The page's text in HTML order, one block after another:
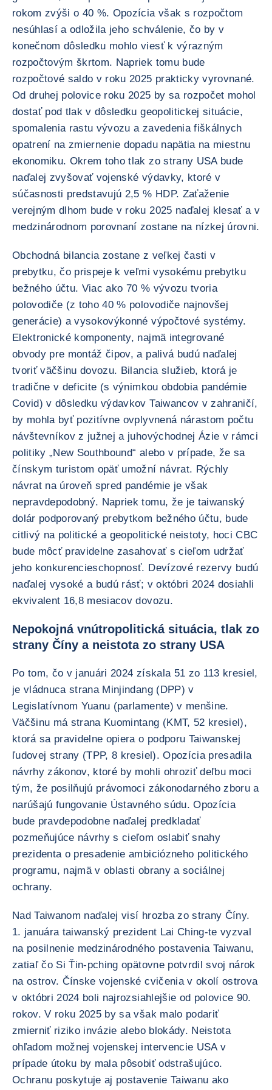
rokom zvýši o 40 %. Opozícia však s rozpočtom
nesúhlasí a odložila jeho schválenie, čo by v
konečnom dôsledku mohlo viesť k výrazným
rozpočtovým škrtom. Napriek tomu bude
rozpočtové saldo v roku 2025 prakticky vyrovnané.
Od druhej polovice roku 2025 by sa rozpočet mohol
dostať pod tlak v dôsledku geopolitickej situácie,
spomalenia rastu vývozu a zavedenia fiškálnych
opatrení na zmiernenie dopadu napätia na miestnu
ekonomiku. Okrem toho tlak zo strany USA bude
naďalej zvyšovať vojenské výdavky, ktoré v
súčasnosti predstavujú 2,5 % HDP. Zaťaženie
verejným dlhom bude v roku 2025 naďalej klesať a v
medzinárodnom porovnaní zostane na nízkej úrovni.
Obchodná bilancia zostane z veľkej časti v
prebytku, čo prispeje k veľmi vysokému prebytku
bežného účtu. Viac ako 70 % vývozu tvoria
polovodiče (z toho 40 % polovodiče najnovšej
generácie) a vysokovýkonné výpočtové systémy.
Elektronické komponenty, najmä integrované
obvody pre montáž čipov, a palivá budú naďalej
tvoriť väčšinu dovozu. Bilancia služieb, ktorá je
tradične v deficite (s výnimkou obdobia pandémie
Covid) v dôsledku výdavkov Taiwancov v zahraničí,
by mohla byť pozitívne ovplyvnená nárastom počtu
návštevníkov z južnej a juhovýchodnej Ázie v rámci
politiky „New Southbound“ alebo v prípade, že sa
čínskym turistom opäť umožní návrat. Rýchly
návrat na úroveň spred pandémie je však
nepravdepodobný. Napriek tomu, že je taiwanský
dolár podporovaný prebytkom bežného účtu, bude
citlivý na politické a geopolitické neistoty, hoci CBC
bude môcť pravidelne zasahovať s cieľom udržať
jeho konkurencieschopnosť. Devízové rezervy budú
naďalej vysoké a budú rásť; v októbri 2024 dosiahli
ekvivalent 16,8 mesiacov dovozu.
Nepokojná vnútropolitická situácia, tlak zo
strany Číny a neistota zo strany USA
Po tom, čo v januári 2024 získala 51 zo 113 kresiel,
je vládnuca strana Minjindang (DPP) v
Legislatívnom Yuanu (parlamente) v menšine.
Väčšinu má strana Kuomintang (KMT, 52 kresiel),
ktorá sa pravidelne opiera o podporu Taiwanskej
ľudovej strany (TPP, 8 kresiel). Opozícia presadila
návrhy zákonov, ktoré by mohli ohroziť deľbu moci
tým, že posilňujú právomoci zákonodarného zboru a
narúšajú fungovanie Ústavného súdu. Opozícia
bude pravdepodobne naďalej predkladať
pozmeňujúce návrhy s cieľom oslabiť snahy
prezidenta o presadenie ambiciózneho politického
programu, najmä v oblasti obrany a sociálnej
ochrany.
Nad Taiwanom naďalej visí hrozba zo strany Číny.
1. januára taiwanský prezident Lai Ching-te vyzval
na posilnenie medzinárodného postavenia Taiwanu,
zatiaľ čo Si Ťin-pching opätovne potvrdil svoj nárok
na ostrov. Čínske vojenské cvičenia v okolí ostrova
v októbri 2024 boli najrozsiahlejšie od polovice 90.
rokov. V roku 2025 by sa však malo podariť
zmierniť riziko invázie alebo blokády. Neistota
ohľadom možnej vojenskej intervencie USA v
prípade útoku by mala pôsobiť odstrašujúco.
Ochranu poskytuje aj postavenie Taiwanu ako